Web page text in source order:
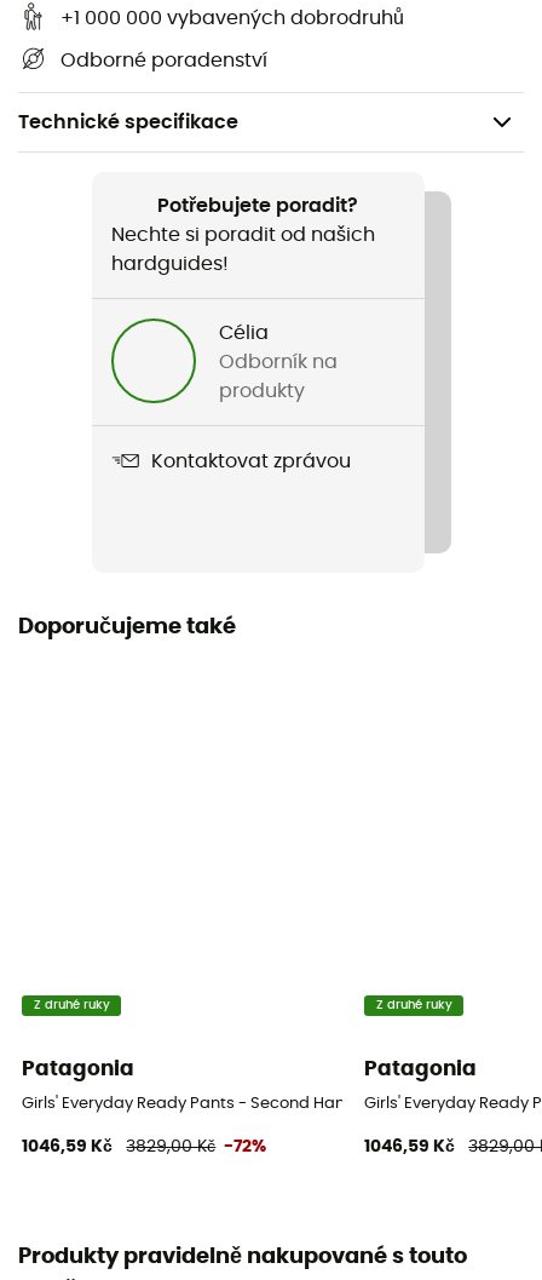
+1 000 000 vybavených dobrodruhů
Odborné poradenství
Technické specifikace
Název produktu
Second hand
Nové s visačkami
Potřebujete poradit?
Nechte si poradit od našich
hardguides!
Célia
Odborník na
produkty
Kontaktovat zprávou
Doporučujeme také
Z druhé ruky
Patagonia
Girls' Everyday Ready Pants - Second Hand Dětské lyžařské
1046,59 Kč 3829,00 Kč -72%
Z druhé ruky
Patagonia
Girls' Everyday Ready
1046,59 Kč 3829,00
Produkty pravidelně nakupované s touto